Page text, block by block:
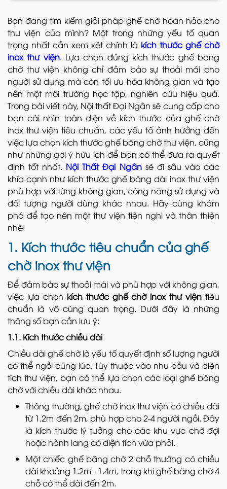
Bạn đang tìm kiếm giải pháp ghế chờ hoàn hảo cho
thư viện của mình? Một trong những yếu tố quan
trọng nhất cần xem xét chính là kích thước ghế chờ
inox thư viện. Lựa chọn đúng kích thước ghế băng
chờ thư viện không chỉ đảm bảo sự thoải mái cho
người sử dụng mà còn tối ưu hóa không gian và tạo
nên một môi trường học tập, nghiên cứu hiệu quả.
Trong bài viết này, Nội thất Đại Ngân sẽ cung cấp cho
bạn cái nhìn toàn diện về kích thước của ghế chờ
inox thư viện tiêu chuẩn, các yếu tố ảnh hưởng đến
việc lựa chọn kích thước ghế băng chờ thư viện, cũng
như những gợi ý hữu ích để bạn có thể đưa ra quyết
định tốt nhất. Nội Thất Đại Ngân sẽ đi sâu vào các
khía cạnh như kích thước ghế băng dài inox thư viện
phù hợp với từng không gian, công năng sử dụng và
đối tượng người dùng khác nhau. Hãy cùng khám
phá để tạo nên một thư viện tiện nghi và thân thiện
nhé!
1. Kích thước tiêu chuẩn của ghế
chờ inox thư viện
Để đảm bảo sự thoải mái và phù hợp với không gian,
việc lựa chọn kích thước ghế chờ inox thư viện tiêu
chuẩn là vô cùng quan trọng. Dưới đây là những
thông số bạn cần lưu ý:
1.1. Kích thước chiều dài
Chiều dài ghế chờ là yếu tố quyết định số lượng người
có thể ngồi cùng lúc. Tùy thuộc vào nhu cầu và diện
tích thư viện, bạn có thể lựa chọn các loại ghế băng
chờ với chiều dài khác nhau.
Thông thường, ghế chờ inox thư viện có chiều dài
từ 1.2m đến 2m, phù hợp cho 2-4 người ngồi. Đây
là kích thước lý tưởng cho các khu vực chờ đợi
hoặc hành lang có diện tích vừa phải.
Một chiếc ghế băng chờ 2 chỗ thường có chiều
dài khoảng 1.2m - 1.4m, trong khi ghế băng chờ 4
chỗ có thể dài đến 2m.